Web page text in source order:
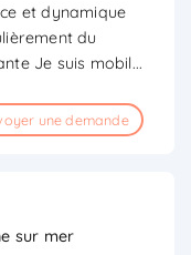
et dynamique
du
Je suis mobil...
une demande
sur mer